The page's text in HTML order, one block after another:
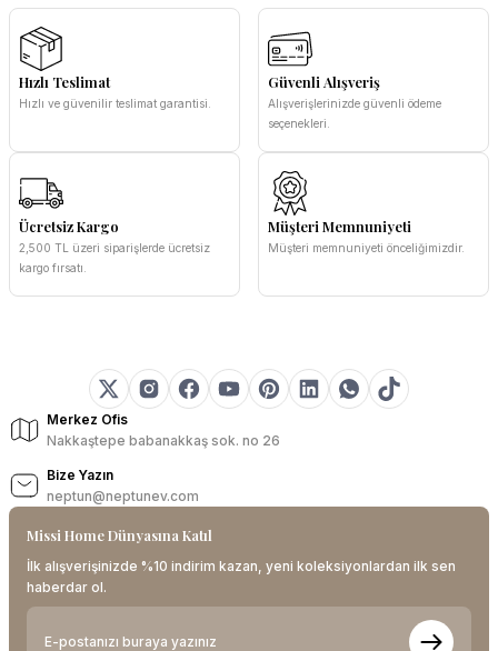
Hızlı Teslimat
Hızlı ve güvenilir teslimat garantisi.
Güvenli Alışveriş
Alışverişlerinizde güvenli ödeme
seçenekleri.
Ücretsiz Kargo
2,500 TL üzeri siparişlerde ücretsiz
kargo fırsatı.
Müşteri Memnuniyeti
Müşteri memnuniyeti önceliğimizdir.
Merkez Ofis
Nakkaştepe babanakkaş sok. no 26
Bize Yazın
neptun@neptunev.com
Missi Home Dünyasına Katıl
İlk alışverişinizde %10 indirim kazan, yeni koleksiyonlardan ilk sen
haberdar ol.